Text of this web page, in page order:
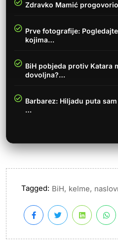
Zdravko Mamić
Prve fotografije:
kojima…
BiH pobjeda protiv Katara
dovoljna?…
Barbarez: Hiljadu puta
…
Tagged: BiH, kelme,